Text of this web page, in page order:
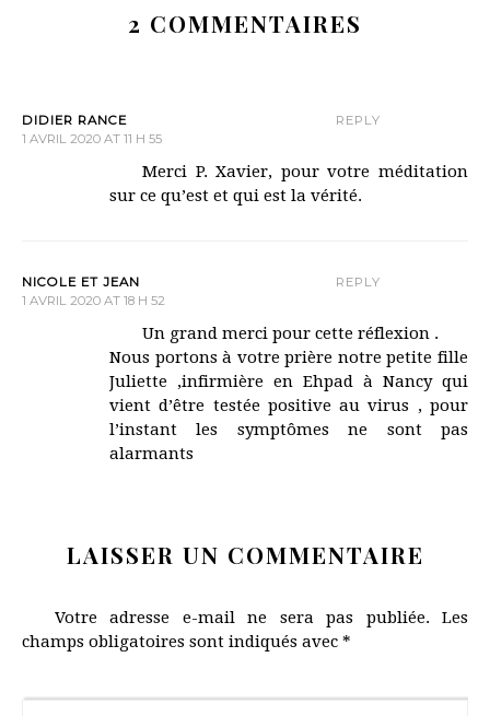
2 COMMENTAIRES
DIDIER RANCE
REPLY
1 AVRIL 2020 AT 11 H 55
Merci P. Xavier, pour votre méditation
sur ce qu’est et qui est la vérité.
NICOLE ET JEAN
REPLY
1 AVRIL 2020 AT 18 H 52
Un grand merci pour cette réflexion .
Nous portons à votre prière notre petite fille
Juliette ,infirmière en Ehpad à Nancy qui
vient d’être testée positive au virus , pour
l’instant les symptômes ne sont pas
alarmants
LAISSER UN COMMENTAIRE
Votre adresse e-mail ne sera pas publiée.
Les
champs obligatoires sont indiqués avec *